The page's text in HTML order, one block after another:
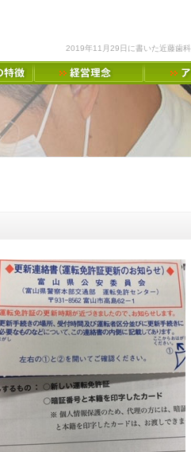
2019年11月29日に書いた近藤歯科